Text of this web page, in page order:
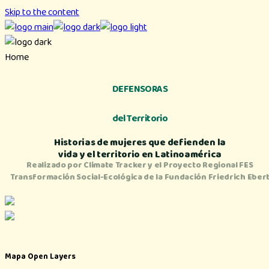
Skip to the content
Home
DEFENSORAS
del Territorio
Historias de mujeres que defienden la
vida y el territorio en Latinoamérica
Realizado por Climate Tracker y el Proyecto Regional FES
Transformación Social-Ecológica de la Fundación Friedrich
Mapa Open Layers